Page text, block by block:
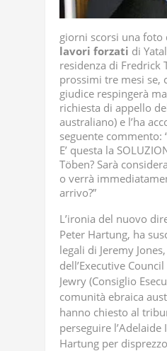
giorni scorsi una foto
lavori forzati di
residenza di Fredrick
prossimi tre mesi se,
giudice respingerà
richiesta di appello
australiano) e l’ha
seguente commento:
E’ questa la
Töben? Sarà
o verrà
arrivo?”
L’ironia del nuovo
Peter Hartung, ha
legali di Jeremy
dell’Executive
Jewry (Consiglio
comunità ebraica
hanno chiesto al
perseguire
Hartung per